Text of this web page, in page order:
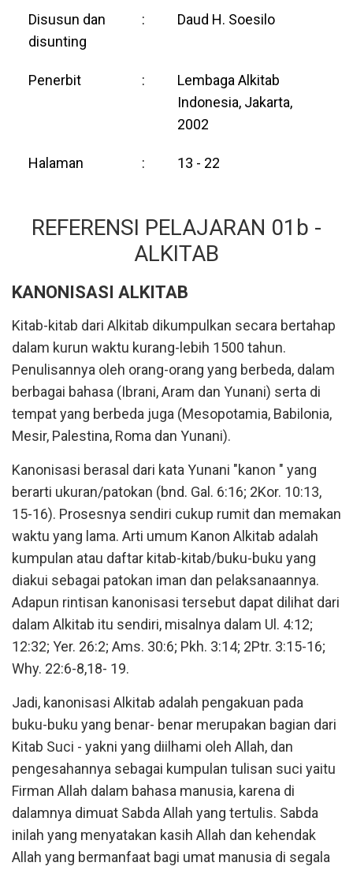
Disusun dan
disunting
: Daud H. Soesilo
Penerbit :
Lembaga Alkitab
Indonesia, Jakarta,
2002
Halaman : 13 - 22
REFERENSI PELAJARAN 01b -
ALKITAB
KANONISASI ALKITAB
Kitab-kitab dari Alkitab dikumpulkan secara bertahap
dalam kurun waktu kurang-lebih 1500 tahun.
Penulisannya oleh orang-orang yang berbeda, dalam
berbagai bahasa (Ibrani, Aram dan Yunani) serta di
tempat yang berbeda juga (Mesopotamia, Babilonia,
Mesir, Palestina, Roma dan Yunani).
Kanonisasi berasal dari kata Yunani "kanon " yang
berarti ukuran/patokan (bnd. Gal. 6:16; 2Kor. 10:13,
15-16). Prosesnya sendiri cukup rumit dan memakan
waktu yang lama. Arti umum Kanon Alkitab adalah
kumpulan atau daftar kitab-kitab/buku-buku yang
diakui sebagai patokan iman dan pelaksanaannya.
Adapun rintisan kanonisasi tersebut dapat dilihat dari
dalam Alkitab itu sendiri, misalnya dalam Ul. 4:12;
12:32; Yer. 26:2; Ams. 30:6; Pkh. 3:14; 2Ptr. 3:15-16;
Why. 22:6-8,18- 19.
Jadi, kanonisasi Alkitab adalah pengakuan pada
buku-buku yang benar- benar merupakan bagian dari
Kitab Suci - yakni yang diilhami oleh Allah, dan
pengesahannya sebagai kumpulan tulisan suci yaitu
Firman Allah dalam bahasa manusia, karena di
dalamnya dimuat Sabda Allah yang tertulis. Sabda
inilah yang menyatakan kasih Allah dan kehendak
Allah yang bermanfaat bagi umat manusia di segala